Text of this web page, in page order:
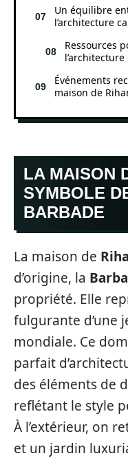
Un équilibre
l’architecture
Ressources
Événements
maison de
LA MAISON
SYMBOLE
BARBADE
La maison de
d’origine, la
propriété. Elle
fulgurante d’une
mondiale. Ce
parfait
des éléments de
reflétant le style
À l’extérieur, on
et un jardin